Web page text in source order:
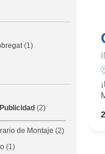
(1)
(2)
de Montaje (2)
(1)